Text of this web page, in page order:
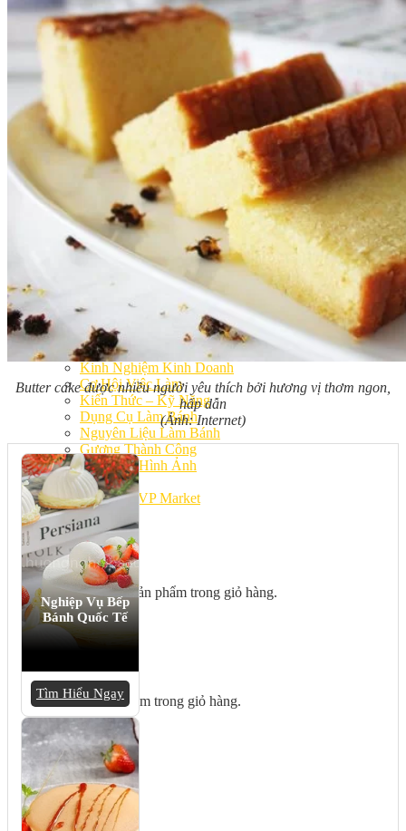
Khai Giảng
Lịch học – Lịch thi
Đăng Ký Học
Công Thức
Cách Làm Bánh Việt
Cách Làm Bánh Âu
Cách Làm Bánh Kem
Cách Làm Bánh Mì
Cách Làm Bánh Trung Thu
Cách Làm Bánh Flan
Cách Làm Bánh Bao
Cách Làm Bánh Bông Lan
Cách Làm Bánh Su Kem
Cách làm bánh CupCake
Cách Làm Bánh Pizza
Cách làm bánh chay
Cách Làm Kẹo – Mứt
Video
Tin tức
Tin Tổng Hợp
Hướng Nghiệp Á Âu
Bếp Nhà Kate
Kinh Nghiệm Kinh Doanh
Cơ Hội Việc Làm
Kiến Thức – Kỹ Năng
Dụng Cụ Làm Bánh
Nguyên Liệu Làm Bánh
Gương Thành Công
Thư Viện Hình Ảnh
Hỏi Đáp
Siêu thị ĐVP Market
Việc Làm
Chưa có sản phẩm trong giỏ hàng.
Giỏ hàng
Chưa có sản phẩm trong giỏ hàng.
Butter cake được nhiều người yêu thích bởi hương vị thơm ngon,
hấp dẫn
(Ảnh: Internet)
Nghiệp Vụ Bếp
Bánh Quốc Tế
Tìm Hiểu Ngay